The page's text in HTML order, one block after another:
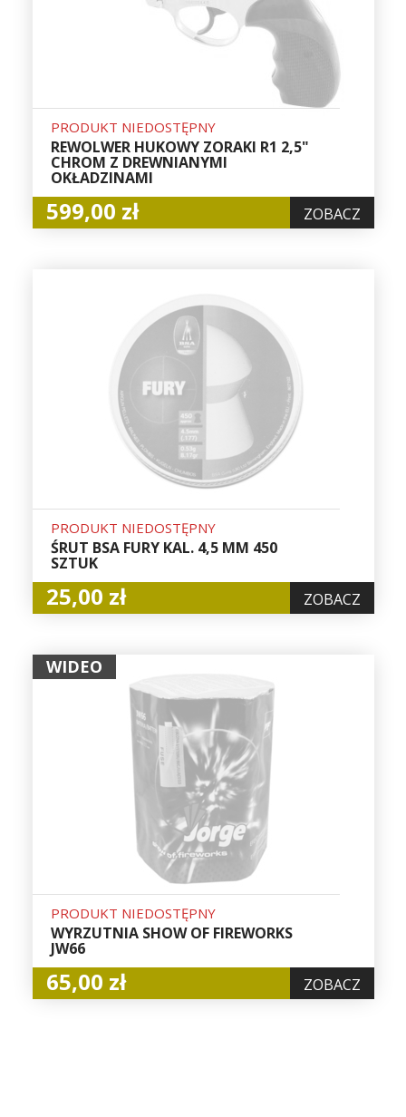
PRODUKT NIEDOSTĘPNY
REWOLWER HUKOWY ZORAKI R1 2,5"
CHROM Z DREWNIANYMI
OKŁADZINAMI
599,00 zł ZOBACZ
PRODUKT NIEDOSTĘPNY
ŚRUT BSA FURY KAL. 4,5 MM 450
SZTUK
25,00 zł ZOBACZ
WIDEO
PRODUKT NIEDOSTĘPNY
WYRZUTNIA SHOW OF FIREWORKS
JW66
65,00 zł ZOBACZ